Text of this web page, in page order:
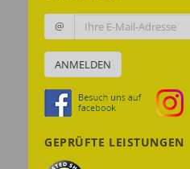
@
ANMELDEN
GEPRÜFTE LEISTUNGEN